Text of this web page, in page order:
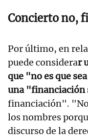
Concierto no,
Por último, en
puede considerar
que "no es que
una "financiación
financiación". "No
los nombres
discurso de la